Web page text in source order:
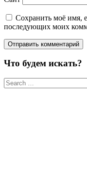
Сохранить моё имя,
последующих моих
Что будем искать?
Результаты
поиска